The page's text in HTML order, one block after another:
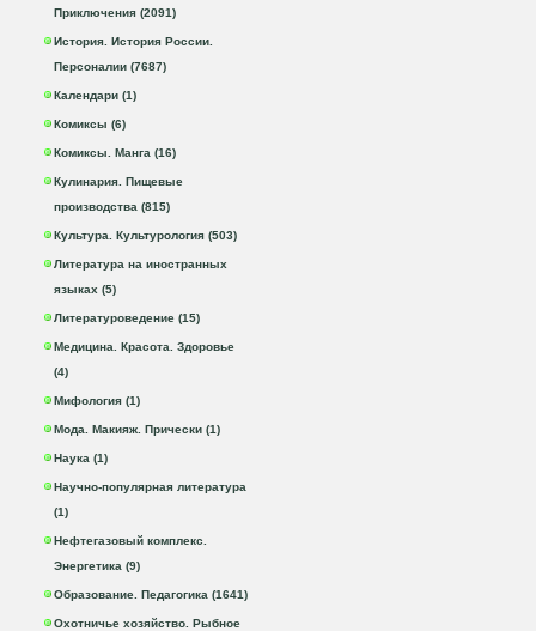
Приключения (2091)
История. История России.
Персоналии (7687)
Календари (1)
Комиксы (6)
Комиксы. Манга (16)
Кулинария. Пищевые
производства (815)
Культура. Культурология (503)
Литература на иностранных
языках (5)
Литературоведение (15)
Медицина. Красота. Здоровье
(4)
Мифология (1)
Мода. Макияж. Прически (1)
Наука (1)
Научно-популярная литература
(1)
Нефтегазовый комплекс.
Энергетика (9)
Образование. Педагогика (1641)
Охотничье хозяйство. Рыбное